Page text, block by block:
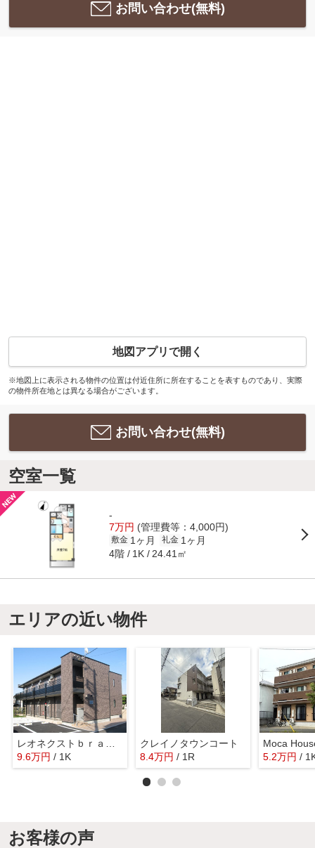
お問い合わせ(無料)
地図アプリで開く
※地図上に表示される物件の位置は付近住所に所在することを表すものであり、実際
の物件所在地とは異なる場合がございます。
お問い合わせ(無料)
空室一覧
-
7万円 (管理費等：4,000円)
敷金 1ヶ月 礼金 1ヶ月
4階 1K 24.41㎡
エリアの近い物件
9.6万円 / 1K
クレイノタウンコート
8.4万円 / 1R 5.2万円 /
お客様の声